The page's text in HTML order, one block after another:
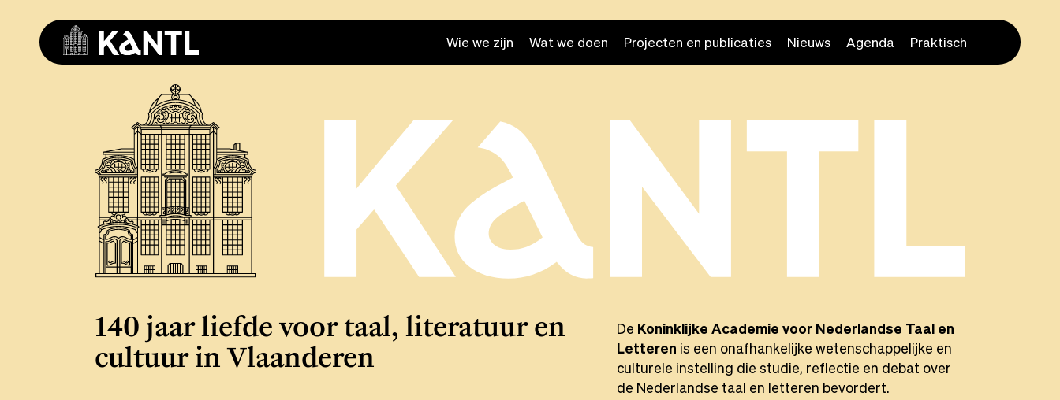
Wie we zijn Wat we doen Projecten en publicaties Nieuws Agenda Praktisch
140 jaar liefde voor taal, literatuur en
cultuur in Vlaanderen
De Koninklijke Academie voor Nederlandse Taal en
Letteren is een onafhankelijke wetenschappelijke en
culturele instelling die studie, reflectie en debat over
de Nederlandse taal en letteren bevordert.